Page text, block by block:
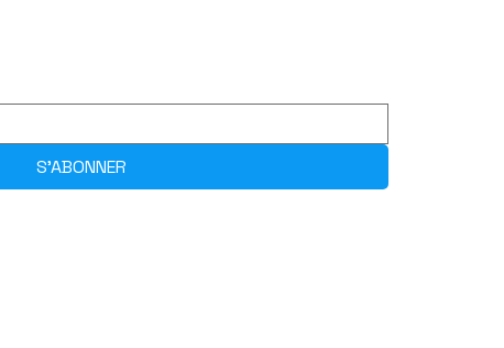
S'ABONNER